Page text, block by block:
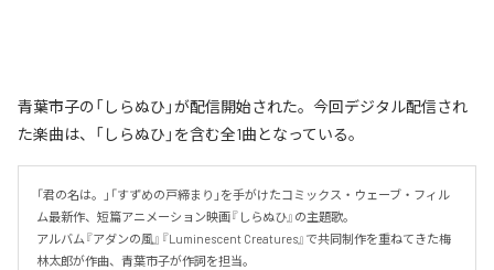
青葉市子の「しらぬひ」が配信開始された。今回デジタル配信され
た楽曲は、「しらぬひ」を含む全1曲となっている。
「君の名は。」「すずめの戸締まり」を手がけたコミックス・ウェーブ・フィル
ム最新作、短篇アニメーション映画『しらぬひ』の主題歌。
アルバム『アダンの風』『Luminescent Creatures』で共同制作を重ねてきた梅
林太郎が作曲、青葉市子が作詞を担当。